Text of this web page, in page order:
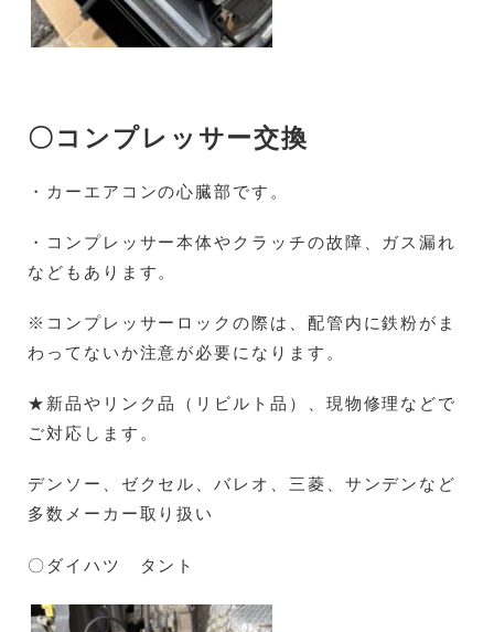
〇コンプレッサー交換
・カーエアコンの心臓部です。
・コンプレッサー本体やクラッチの故障、ガス漏れ
などもあります。
※コンプレッサーロックの際は、配管内に鉄粉がま
わってないか注意が必要になります。
★新品やリンク品（リビルト品）、現物修理などで
ご対応します。
デンソー、ゼクセル、バレオ、三菱、サンデンなど
多数メーカー取り扱い
〇ダイハツ タント